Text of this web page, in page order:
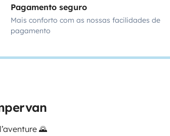
Pagamento seguro
Mais conforto com as nossas facilidades de
pagamento
🌄